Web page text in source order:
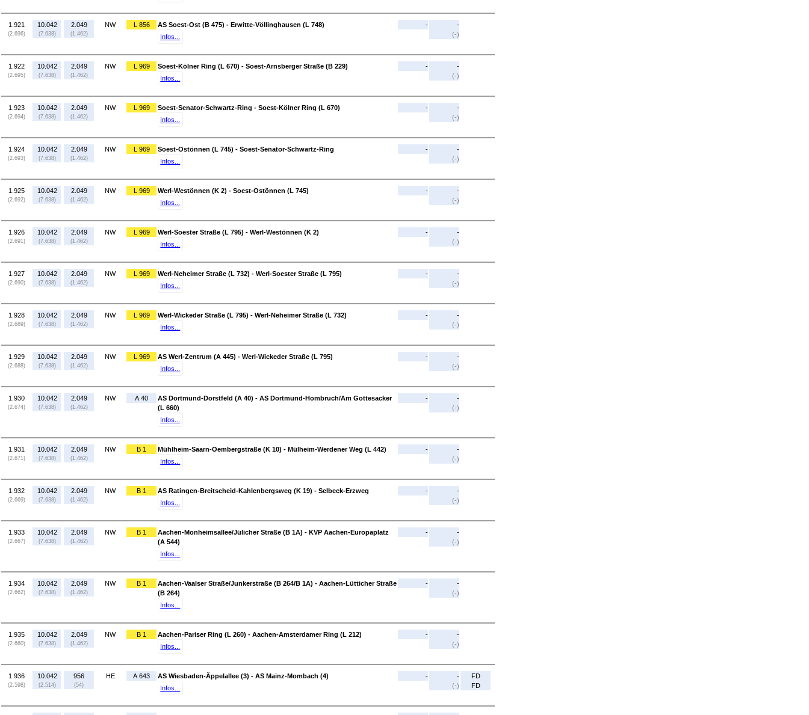
1.921
(2.696)
10.042
(7.638)
2.049
(1.462)
NW L 856
AS Soest-Ost (B 475) - Erwitte-Völlinghausen (L 748)
Infos...
-
-
(-)
1.922
(2.695)
10.042
(7.638)
2.049
(1.462)
NW L 969
Soest-Kölner Ring (L 670) - Soest-Arnsberger Straße (B 229)
Infos...
-
-
(-)
1.923
(2.694)
10.042
(7.638)
2.049
(1.462)
NW L 969
Soest-Senator-Schwartz-Ring - Soest-Kölner Ring (L 670)
Infos...
-
-
(-)
1.924
(2.693)
10.042
(7.638)
2.049
(1.462)
NW L 969
Soest-Ostönnen (L 745) - Soest-Senator-Schwartz-Ring
Infos...
-
-
(-)
1.925
(2.692)
10.042
(7.638)
2.049
(1.462)
NW L 969
Werl-Westönnen (K 2) - Soest-Ostönnen (L 745)
Infos...
-
-
(-)
1.926
(2.691)
10.042
(7.638)
2.049
(1.462)
NW L 969
Werl-Soester Straße (L 795) - Werl-Westönnen (K 2)
Infos...
-
-
(-)
1.927
(2.690)
10.042
(7.638)
2.049
(1.462)
NW L 969
Werl-Neheimer Straße (L 732) - Werl-Soester Straße (L 795)
Infos...
-
-
(-)
1.928
(2.689)
10.042
(7.638)
2.049
(1.462)
NW L 969
Werl-Wickeder Straße (L 795) - Werl-Neheimer Straße (L 732)
Infos...
-
-
(-)
1.929
(2.688)
10.042
(7.638)
2.049
(1.462)
NW L 969
AS Werl-Zentrum (A 445) - Werl-Wickeder Straße (L 795)
Infos...
-
-
(-)
1.930
(2.674)
10.042
(7.638)
2.049
(1.462)
NW A 40
AS Dortmund-Dorstfeld (A 40) - AS Dortmund-Hombruch/Am Gottesacker
(L 660)
Infos...
-
-
(-)
1.931
(2.671)
10.042
(7.638)
2.049
(1.462)
NW B 1
Mühlheim-Saarn-Oembergstraße (K 10) - Mülheim-Werdener Weg (L 442)
Infos...
-
-
(-)
1.932
(2.669)
10.042
(7.638)
2.049
(1.462)
NW B 1
AS Ratingen-Breitscheid-Kahlenbergsweg (K 19) - Selbeck-Erzweg
Infos...
-
-
(-)
1.933
(2.667)
10.042
(7.638)
2.049
(1.462)
NW B 1
Aachen-Monheimsallee/Jülicher Straße (B 1A) - KVP Aachen-Europaplatz
(A 544)
Infos...
-
-
(-)
1.934
(2.662)
10.042
(7.638)
2.049
(1.462)
NW B 1
Aachen-Vaalser Straße/Junkerstraße (B 264/B 1A) - Aachen-Lütticher Straße
(B 264)
Infos...
-
-
(-)
1.935
(2.660)
10.042
(7.638)
2.049
(1.462)
NW B 1
Aachen-Pariser Ring (L 260) - Aachen-Amsterdamer Ring (L 212)
Infos...
-
-
(-)
1.936
(2.598)
10.042
(2.514)
956
(54)
HE A 643
AS Wiesbaden-Äppelallee (3) - AS Mainz-Mombach (4)
Infos...
-
-
(-)
FD
FD